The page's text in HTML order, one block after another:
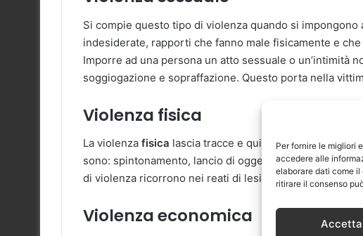
Per fornire le migliori
accedere alle
elaborare dati come
ritirare il consenso
Accetta
Si compie questo tipo di violenza quando si impongono
indesiderate, rapporti che fanno male fisicamente e
Imporre ad una persona un atto sessuale o un’intimità
soggiogazione e sopraffazione. Questo porta nella
Violenza fisica
La violenza fisica lascia tracce e quindi è quella più
sono: spintonamento, lancio di oggetti, schiaffi, calci e
di violenza ricorrono nei reati di lesioni personali,
Violenza economica